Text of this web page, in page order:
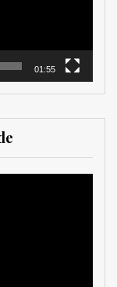
01:55